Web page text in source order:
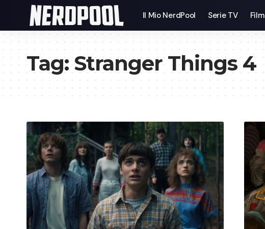
Il Mio NerdPool Serie TV Film
Tag:Stranger Things 4